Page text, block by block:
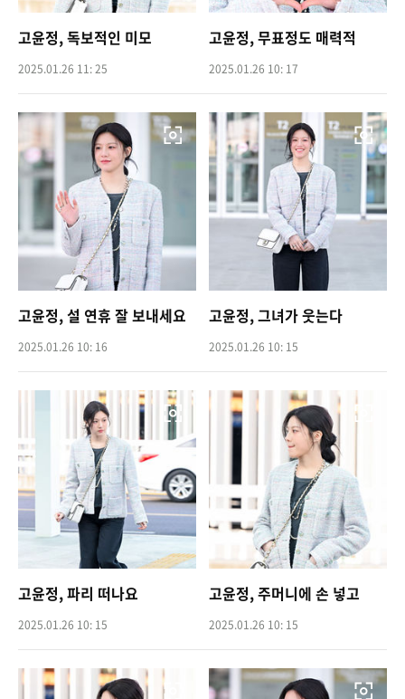
고윤정, 독보적인 미모
2025.01.26 11: 25
고윤정, 무표정도 매력적
2025.01.26 10: 17
고윤정, 설 연휴 잘 보내세요
2025.01.26 10: 16
고윤정, 그녀가 웃는다
2025.01.26 10: 15
고윤정, 파리 떠나요
2025.01.26 10: 15
고윤정, 주머니에 손 넣고
2025.01.26 10: 15